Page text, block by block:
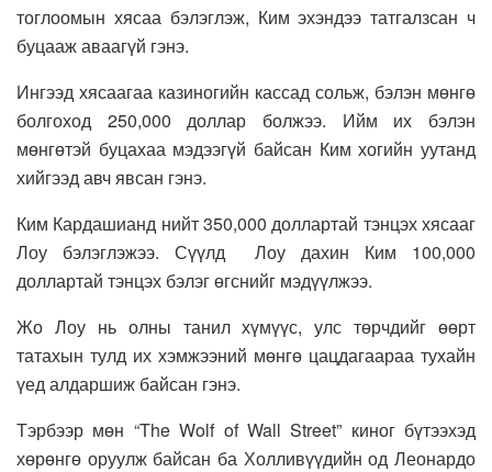
тоглоомын хясаа бэлэглэж, Ким эхэндээ татгалзсан ч
буцааж аваагүй гэнэ.
Ингээд хясаагаа казиногийн кассад сольж, бэлэн мөнгө
болгоход 250,000 доллар болжээ. Ийм их бэлэн
мөнгөтэй буцахаа мэдээгүй байсан Ким хогийн уутанд
хийгээд авч явсан гэнэ.
Ким Кардашианд нийт 350,000 доллартай тэнцэх хясааг
Лоу бэлэглэжээ. Сүүлд Лоу дахин Ким 100,000
доллартай тэнцэх бэлэг өгснийг мэдүүлжээ.
Жо Лоу нь олны танил хүмүүс, улс төрчдийг өөрт
татахын тулд их хэмжээний мөнгө цацдагаараа тухайн
үед алдаршиж байсан гэнэ.
Тэрбээр мөн “The Wolf of Wall Street” киног бүтээхэд
хөрөнгө оруулж байсан ба Холливүүдийн од Леонардо